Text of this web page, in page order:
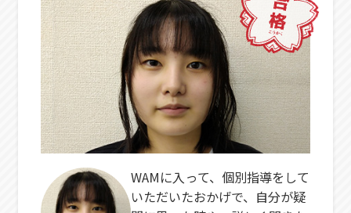
WAMに入って、個別指導をして
いただいたおかげで、自分が疑